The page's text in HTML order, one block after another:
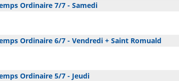
Ordinaire 7/7 - Samedi
Ordinaire 6/7 - Vendredi + Saint Romuald
Ordinaire 5/7 - Jeudi